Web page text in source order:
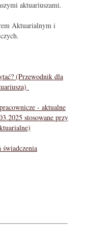
aktuariuszami.
Aktuarialnym i
(Przewodnik dla
- aktualne
stosowane przy